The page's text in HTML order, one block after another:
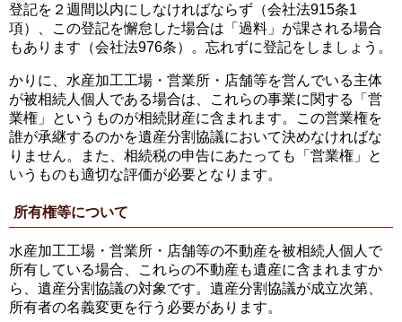
登記を２週間以内にしなければならず（会社法915条1
項）、この登記を懈怠した場合は「過料」が課される場合
もあります（会社法976条）。忘れずに登記をしましょう。
かりに、水産加工工場・営業所・店舗等を営んでいる主体
が被相続人個人である場合は、これらの事業に関する「営
業権」というものが相続財産に含まれます。この営業権を
誰が承継するのかを遺産分割協議において決めなければな
りません。また、相続税の申告にあたっても「営業権」と
いうものも適切な評価が必要となります。
所有権等について
水産加工工場・営業所・店舗等の不動産を被相続人個人で
所有している場合、これらの不動産も遺産に含まれますか
ら、遺産分割協議の対象です。遺産分割協議が成立次第、
所有者の名義変更を行う必要があります。